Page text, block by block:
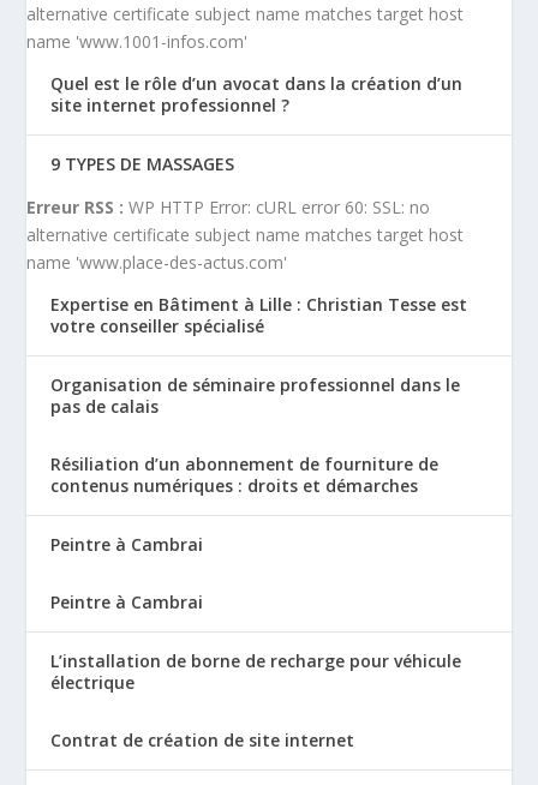
alternative certificate subject name matches target host
name 'www.1001-infos.com'
Quel est le rôle d’un avocat dans la création d’un
site internet professionnel ?
9 TYPES DE MASSAGES
Erreur RSS : WP HTTP Error: cURL error 60: SSL: no
alternative certificate subject name matches target host
name 'www.place-des-actus.com'
Expertise en Bâtiment à Lille : Christian Tesse est
votre conseiller spécialisé
Organisation de séminaire professionnel dans le
pas de calais
Résiliation d’un abonnement de fourniture de
contenus numériques : droits et démarches
Peintre à Cambrai
Peintre à Cambrai
L’installation de borne de recharge pour véhicule
électrique
Contrat de création de site internet